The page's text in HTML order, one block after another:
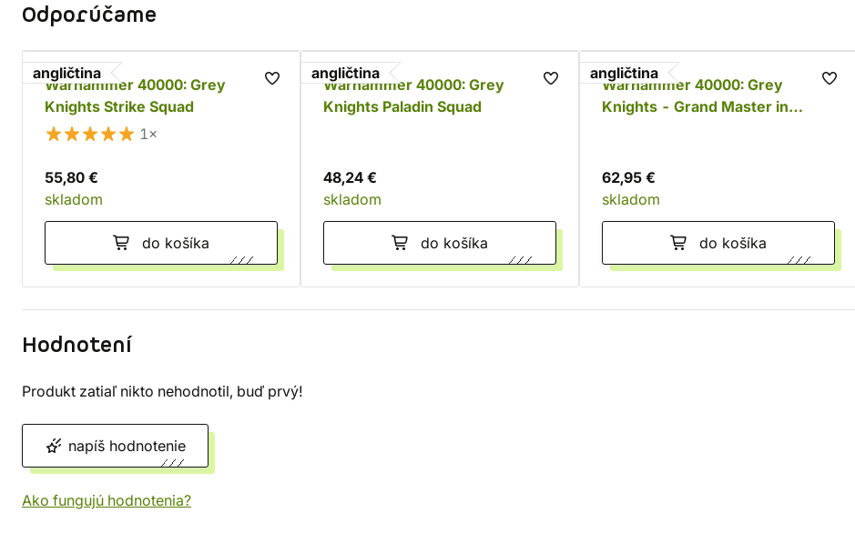
Odporúčame
angličtina
Warhammer 40000: Grey
Knights Strike Squad
1×
55,80 €
skladom
do košíka
angličtina
Warhammer 40000: Grey
Knights Paladin Squad
48,24 €
skladom
do košíka
angličtina
Warhammer 40000: Grey
Knights - Grand Master in
62,95 €
skladom
do košíka
Hodnotení
Produkt zatiaľ nikto nehodnotil, buď prvý!
napíš hodnotenie
Ako fungujú hodnotenia?